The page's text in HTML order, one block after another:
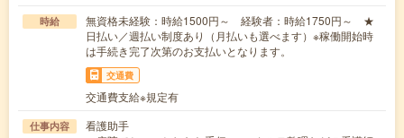
時給
無資格未経験：時給1500円～ 経験者：時給1750円～ ★
日払い／週払い制度あり（月払いも選べます）※稼働開始時
は手続き完了次第のお支払いとなります。
交通費
交通費支給※規定有
仕事内容
看護助手